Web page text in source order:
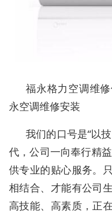
福永格力空调维
永空调维修安装
我们的口号是“以
代，公司一向奉行精
供专业的贴心服务。
相结合、才能有公司
高技能、高素质，正